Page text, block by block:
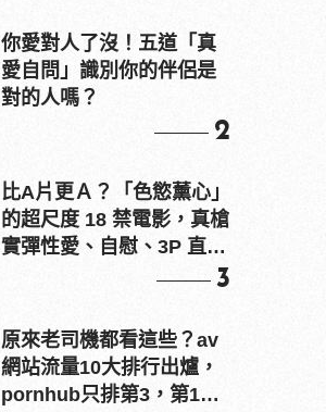
你愛對人了沒！五道「真
愛自問」識別你的伴侶是
對的人嗎？
2
比A片更Ａ？「色慾薰心」
的超尺度 18 禁電影，真槍
實彈性愛、自慰、3P 直接
3
原來老司機都看這些？av
網站流量10大排行出爐，
pornhub只排第3，第1名